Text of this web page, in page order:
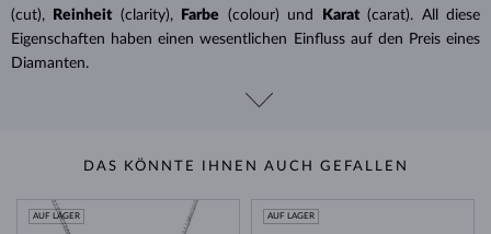
(cut),
Reinheit (clarity), Farbe (colour) und Karat (carat). All diese
Eigenschaften haben einen wesentlichen Einfluss auf den Preis eines
Diamanten.
DAS KÖNNTE IHNEN AUCH GEFALLEN
AUF LAGER AUF LAGER